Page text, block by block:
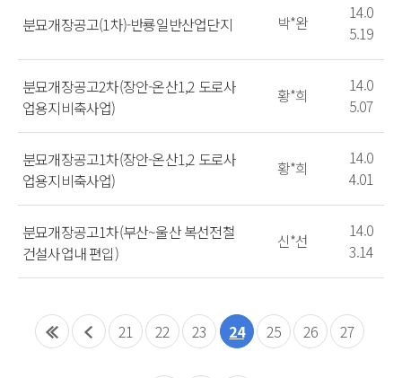
분묘개장공고(1차)-반룡일반산업단지 박*완
14.0
5.19
분묘개장공고2차(장안-온산1,2 도로사
업용지비축사업)
황*희
14.0
5.07
분묘개장공고1차(장안-온산1,2 도로사
업용지비축사업)
황*희
14.0
4.01
분묘개장공고1차(부산~울산 복선전철
건설사업내 편입)
신*선
14.0
3.14
21 22 23 24 25 26 27